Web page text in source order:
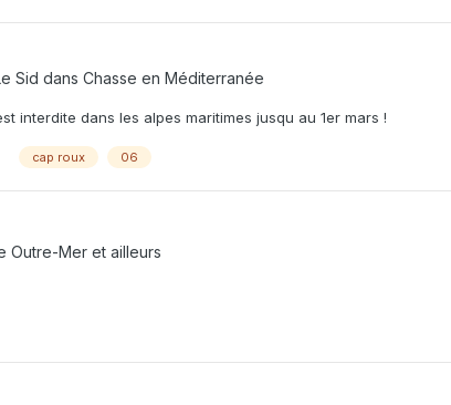
Sid dans Chasse en Méditerranée
interdite dans les alpes maritimes jusqu au 1er mars !
cap roux 06
Outre-Mer et ailleurs